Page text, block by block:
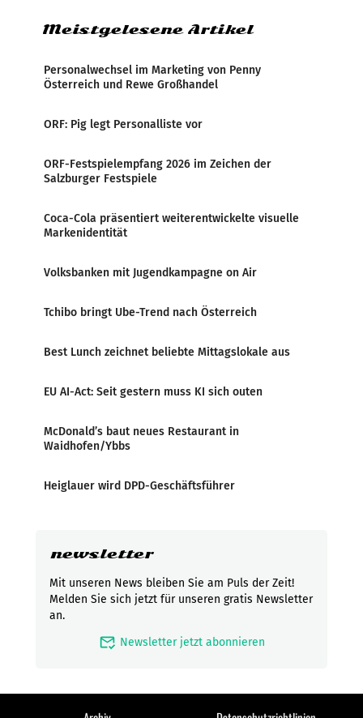
Meistgelesene Artikel
Personalwechsel im Marketing von Penny
Österreich und Rewe Großhandel
ORF: Pig legt Personalliste vor
ORF-Festspielempfang 2026 im Zeichen der
Salzburger Festspiele
Coca-Cola präsentiert weiterentwickelte visuelle
Markenidentität
Volksbanken mit Jugendkampagne on Air
Tchibo bringt Ube-Trend nach Österreich
Best Lunch zeichnet beliebte Mittagslokale aus
EU AI-Act: Seit gestern muss KI sich outen
McDonald’s baut neues Restaurant in
Waidhofen/Ybbs
Heiglauer wird DPD-Geschäftsführer
newsletter
Mit unseren News bleiben Sie am Puls der Zeit!
Melden Sie sich jetzt für unseren gratis Newsletter
an.
mark_email_read Newsletter jetzt abonnieren